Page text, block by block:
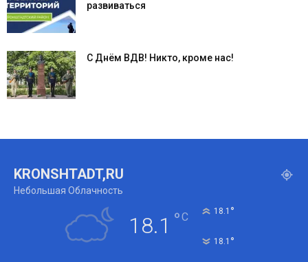
развиваться
С Днём ВДВ! Никто, кроме нас!
KRONSHTADT,RU
Небольшая Облачность
18.1 °C 18.1 °
18.1 °